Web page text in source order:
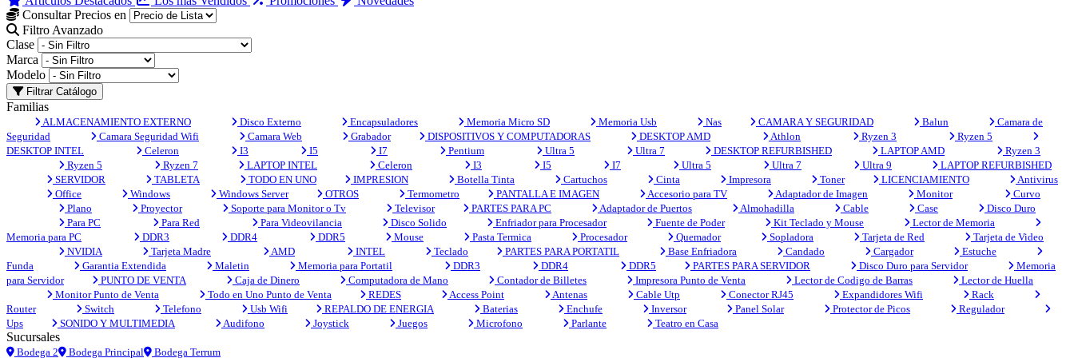
Consultar Precios en
Filtro Avanzado
Clase
Marca
Modelo
Filtrar Catálogo
Familias
ALMACENAMIENTO EXTERNO Disco Externo Encapsuladores Memoria Micro SD Memoria Usb Nas CAMARA Y SEGURIDAD Balun
Camara de
Seguridad
Camara Seguridad Wifi Camara Web Grabador DISPOSITIVOS Y COMPUTADORAS DESKTOP AMD Athlon Ryzen 3
Ryzen 5
DESKTOP INTEL
Celeron I3 I5 I7 Pentium Ultra 5 Ultra 7 DESKTOP REFURBISHED LAPTOP AMD
Ryzen 3
Ryzen 5
Ryzen 7 LAPTOP INTEL Celeron I3 I5 I7 Ultra 5 Ultra 7 Ultra 9
LAPTOP REFURBISHED
SERVIDOR
TABLETA TODO EN UNO IMPRESION Botella Tinta Cartuchos Cinta Impresora Toner LICENCIAMIENTO
Antivirus
Office
Windows Windows Server OTROS Termometro PANTALLA E IMAGEN Accesorio para TV Adaptador de Imagen Monitor
Curvo
Plano
Proyector Soporte para Monitor o Tv Televisor PARTES PARA PC Adaptador de Puertos Almohadilla Cable Case
Disco Duro
Para PC
Para Red Para Videovilancia Disco Solido Enfriador para Procesador Fuente de Poder Kit Teclado y Mouse
Lector de Memoria
Memoria para PC
DDR3 DDR4 DDR5 Mouse Pasta Termica Procesador Quemador Sopladora Tarjeta de Red
Tarjeta de Video
NVIDIA
Tarjeta Madre AMD INTEL Teclado PARTES PARA PORTATIL Base Enfriadora Candado Cargador
Estuche
Funda
Garantia Extendida Maletin Memoria para Portatil DDR3 DDR4 DDR5 PARTES PARA SERVIDOR Disco Duro para Servidor
Memoria
para Servidor
PUNTO DE VENTA Caja de Dinero Computadora de Mano Contador de Billetes Impresora Punto de Venta Lector de Codigo de Barras
Lector de Huella
Monitor Punto de Venta
Todo en Uno Punto de Venta REDES Access Point Antenas Cable Utp Conector RJ45 Expandidores Wifi
Rack
Router
Switch Telefono Usb Wifi REPALDO DE ENERGIA Baterias Enchufe Inversor Panel Solar Protector de Picos
Regulador
Ups
SONIDO Y MULTIMEDIA Audifono Joystick Juegos Microfono Parlante Teatro en Casa
Sucursales
Bodega 2 Bodega Principal Bodega Terrum